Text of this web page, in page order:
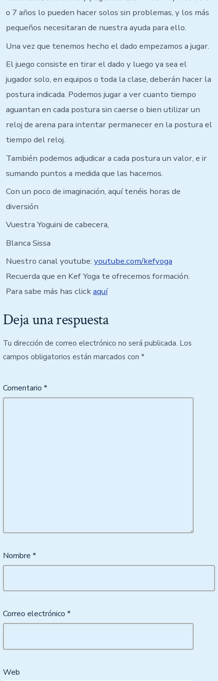
o 7 años lo pueden hacer solos sin problemas, y los más
pequeños necesitaran de nuestra ayuda para ello.
Una vez que tenemos hecho el dado empezamos a jugar.
El juego consiste en tirar el dado y luego ya sea el
jugador solo, en equipos o toda la clase, deberán hacer la
postura indicada. Podemos jugar a ver cuanto tiempo
aguantan en cada postura sin caerse o bien utilizar un
reloj de arena para intentar permanecer en la postura el
tiempo del reloj.
También podemos adjudicar a cada postura un valor, e ir
sumando puntos a medida que las hacemos.
Con un poco de imaginación, aquí tenéis horas de
diversión
Vuestra Yoguini de cabecera,
Blanca Sissa
Nuestro canal youtube: youtube.com/kefyoga
Recuerda que en Kef Yoga te ofrecemos formación.
Para sabe más has clickaquí
Deja una respuesta
Tu dirección de correo electrónico no será publicada. Los
campos obligatorios están marcados con *
Comentario *
Nombre *
Correo electrónico *
Web